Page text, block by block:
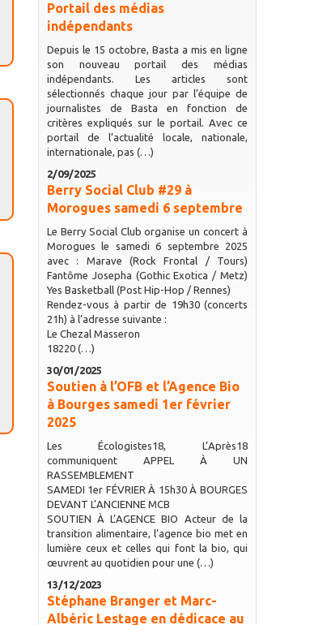
Portail des médias
indépendants
Depuis le 15 octobre, Basta a mis en ligne
son nouveau portail des médias
indépendants. Les articles sont
sélectionnés chaque jour par l’équipe de
journalistes de Basta en fonction de
critères expliqués sur le portail. Avec ce
portail de l’actualité locale, nationale,
internationale, pas (…)
2/09/2025
Berry Social Club #29 à
Morogues samedi 6 septembre
Le Berry Social Club organise un concert à
Morogues le samedi 6 septembre 2025
avec : Marave (Rock Frontal / Tours)
Fantôme Josepha (Gothic Exotica / Metz)
Yes Basketball (Post Hip-Hop / Rennes)
Rendez-vous à partir de 19h30 (concerts
21h) à l’adresse suivante :
Le Chezal Masseron
18220 (…)
30/01/2025
Soutien à l’OFB et l’Agence Bio
à Bourges samedi 1er février
2025
Les Écologistes18, L’Après18
communiquent APPEL À UN
RASSEMBLEMENT
SAMEDI 1er FÉVRIER À 15h30 À BOURGES
DEVANT L’ANCIENNE MCB
SOUTIEN À L’AGENCE BIO Acteur de la
transition alimentaire, l’agence bio met en
lumière ceux et celles qui font la bio, qui
œuvrent au quotidien pour une (…)
13/12/2023
Stéphane Branger et Marc-
Albéric Lestage en dédicace au